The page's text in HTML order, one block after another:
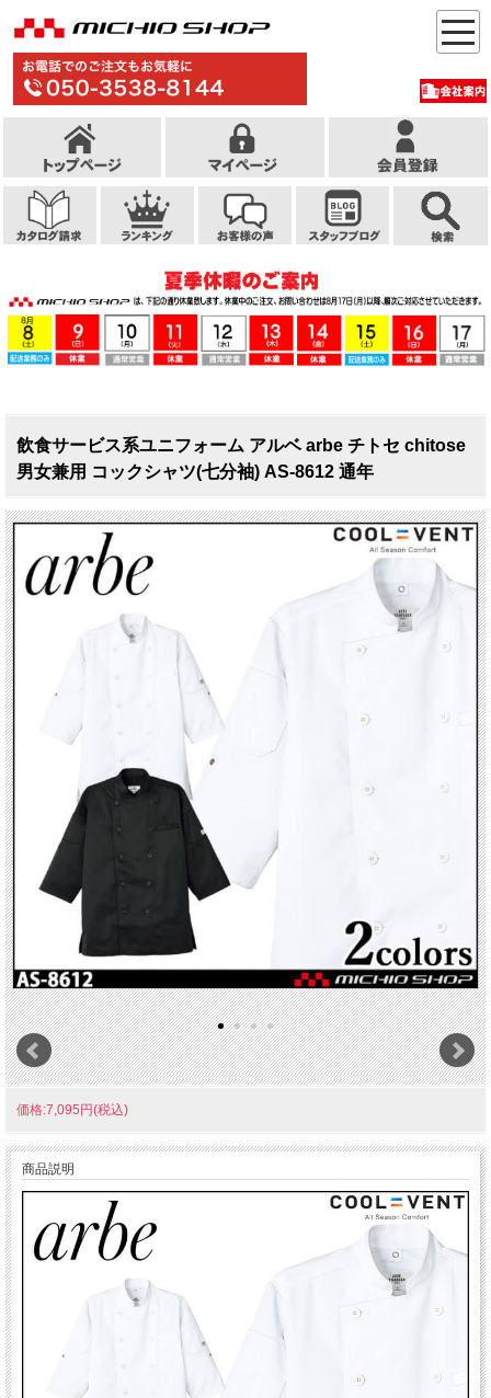
飲食サービス系ユニフォーム アルベ arbe チトセ chitose
男女兼用 コックシャツ(七分袖) AS-8612 通年
価格:7,095円(税込)
商品説明